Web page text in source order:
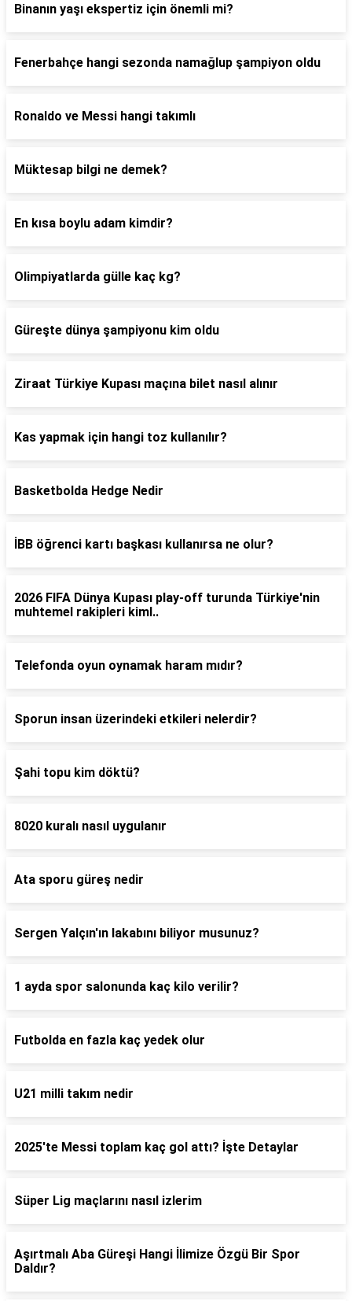
Binanın yaşı ekspertiz için önemli mi?
Fenerbahçe hangi sezonda namağlup şampiyon oldu
Ronaldo ve Messi hangi takımlı
Müktesap bilgi ne demek?
En kısa boylu adam kimdir?
Olimpiyatlarda gülle kaç kg?
Güreşte dünya şampiyonu kim oldu
Ziraat Türkiye Kupası maçına bilet nasıl alınır
Kas yapmak için hangi toz kullanılır?
Basketbolda Hedge Nedir
İBB öğrenci kartı başkası kullanırsa ne olur?
2026 FIFA Dünya Kupası play-off turunda Türkiye'nin
muhtemel rakipleri kiml..
Telefonda oyun oynamak haram mıdır?
Sporun insan üzerindeki etkileri nelerdir?
Şahi topu kim döktü?
8020 kuralı nasıl uygulanır
Ata sporu güreş nedir
Sergen Yalçın'ın lakabını biliyor musunuz?
1 ayda spor salonunda kaç kilo verilir?
Futbolda en fazla kaç yedek olur
U21 milli takım nedir
2025'te Messi toplam kaç gol attı? İşte Detaylar
Süper Lig maçlarını nasıl izlerim
Aşırtmalı Aba Güreşi Hangi İlimize Özgü Bir Spor
Daldır?